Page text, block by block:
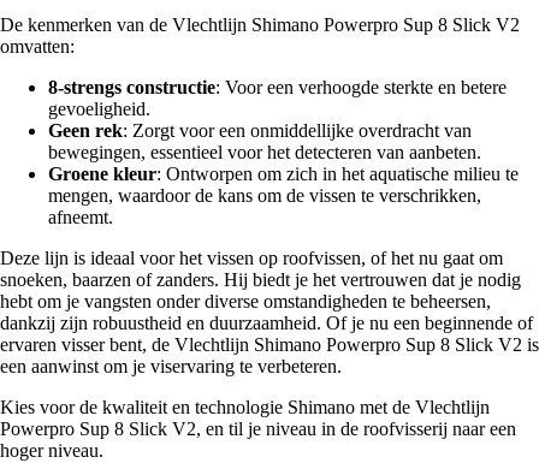
De kenmerken van de Vlechtlijn Shimano Powerpro Sup 8 Slick V2
omvatten:
8-strengs constructie: Voor een verhoogde sterkte en betere
gevoeligheid.
Geen rek: Zorgt voor een onmiddellijke overdracht van
bewegingen, essentieel voor het detecteren van aanbeten.
Groene kleur: Ontworpen om zich in het aquatische milieu te
mengen, waardoor de kans om de vissen te verschrikken,
afneemt.
Deze lijn is ideaal voor het vissen op roofvissen, of het nu gaat om
snoeken, baarzen of zanders. Hij biedt je het vertrouwen dat je nodig
hebt om je vangsten onder diverse omstandigheden te beheersen,
dankzij zijn robuustheid en duurzaamheid. Of je nu een beginnende of
ervaren visser bent, de Vlechtlijn Shimano Powerpro Sup 8 Slick V2 is
een aanwinst om je viservaring te verbeteren.
Kies voor de kwaliteit en technologie Shimano met de Vlechtlijn
Powerpro Sup 8 Slick V2, en til je niveau in de roofvisserij naar een
hoger niveau.